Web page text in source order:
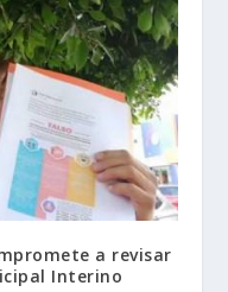
a revisar
Interino